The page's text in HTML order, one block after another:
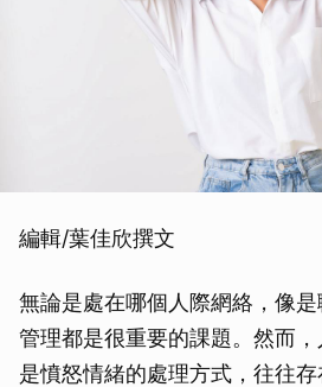
編輯/葉佳欣撰文
無論是處在哪個人際網絡，像
管理都是很重要的課題。然而
是憤怒情緒的處理方式，往往